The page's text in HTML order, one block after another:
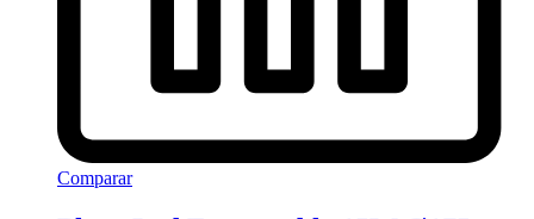
Comparar